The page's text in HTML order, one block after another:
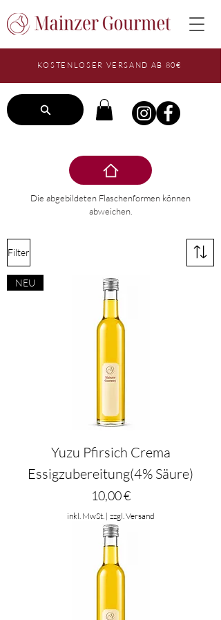
KOSTENLOSER VERSAND AB 80€
Die abgebildeten Flaschenformen können
abweichen.
Filter
NEU
Yuzu Pfirsich Crema
Essigzubereitung(4% Säure)
Preis
10,00 €
inkl. MwSt.| zzgl. Versand